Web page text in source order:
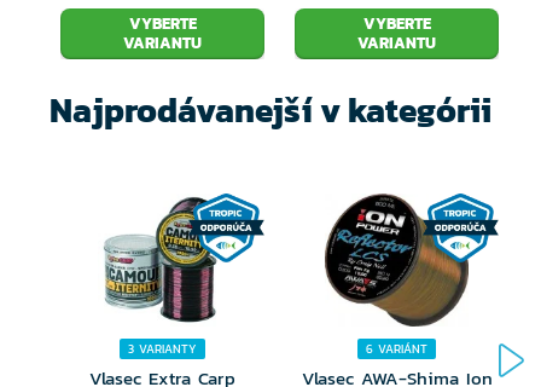
VYBERTE
VARIANTU
VYBERTE
VARIANTU
Najprodávanejší v kategórii
3 VARIANTY
Vlasec Extra Carp
6 VARIÁNT
Vlasec AWA-Shima Ion